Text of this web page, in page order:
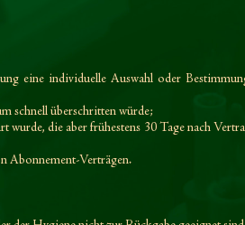
eine individuelle Auswahl oder
schnell überschritten würde;
die aber frühestens 30 Tage nach
Abonnement-Verträgen.